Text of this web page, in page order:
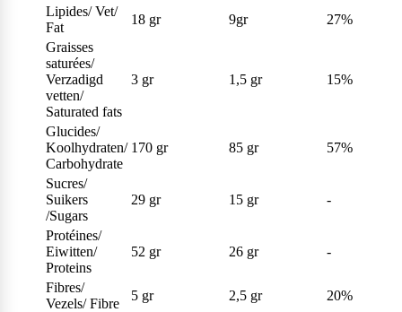
Lipides/ Vet/
Fat
18 gr 9gr
27%
Graisses
saturées/
Verzadigd
vetten/
Saturated fats
3 gr 1,5 gr 15%
Glucides/
Koolhydraten/
Carbohydrate
170 gr 85 gr 57%
Sucres/
Suikers
/Sugars
29 gr 15 gr -
Protéines/
Eiwitten/
Proteins
52 gr 26 gr -
Fibres/
Vezels/ Fibre
5 gr 2,5 gr
20%